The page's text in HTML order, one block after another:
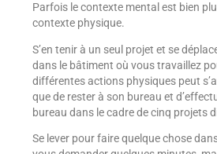
Parfois le contexte mental est bien
contexte physique.
S’en tenir à un seul projet et se
dans le bâtiment où vous travaillez
différentes actions physiques peut
que de rester à son bureau et
bureau dans le cadre de cinq projets
Se lever pour faire quelque chose